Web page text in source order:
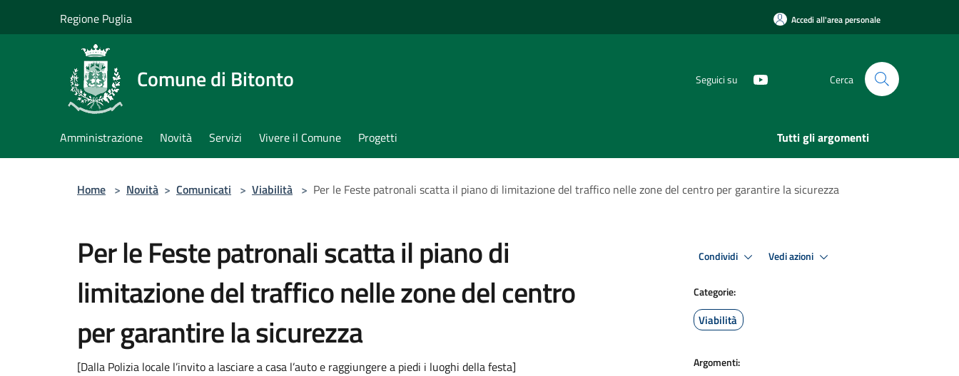
Regione Puglia Accedi all'area personale
Comune di Bitonto Seguici su Cerca
Amministrazione Novità Servizi Vivere il Comune Progetti Tutti gli argomenti
Home > Novità > Comunicati > Viabilità > Per le Feste patronali scatta il piano di limitazione del traffico nelle zone del centro per garantire la sicurezza
Per le Feste patronali scatta il piano di
limitazione del traffico nelle zone del centro
per garantire la sicurezza
[Dalla Polizia locale l’invito a lasciare a casa l’auto e raggiungere a piedi i luoghi della festa]
Condividi Vedi azioni
Categorie:
Viabilità
Argomenti: